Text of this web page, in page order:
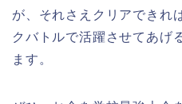
が、それさえクリアできれ
クバトルで活躍させてあげ
ます。